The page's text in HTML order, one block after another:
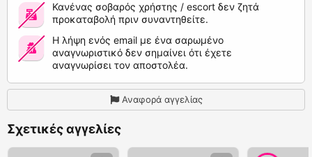
Κανένας σοβαρός χρήστης / escort δεν ζητά
προκαταβολή πριν συναντηθείτε.
Η λήψη ενός email με ένα σαρωμένο
αναγνωριστικό δεν σημαίνει ότι έχετε
αναγνωρίσει τον αποστολέα.
Αναφορά αγγελίας
Σχετικές αγγελίες